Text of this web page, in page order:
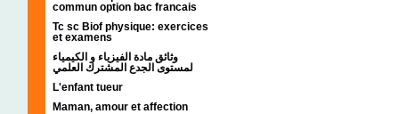
commun option bac francais
Tc sc Biof physique: exercices
et examens
وثائق مادة الفيزياء و الكيمياء
L'enfant tueur
Maman, amour et affection